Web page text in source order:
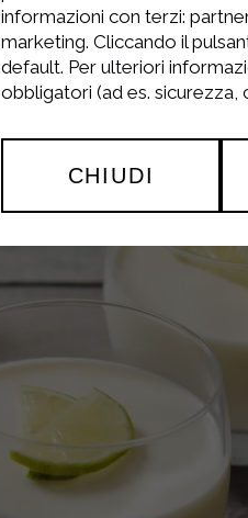
informazioni con terzi:
marketing. Cliccando il
default. Per ulteriori
obbligatori (ad es.
CHIUDI